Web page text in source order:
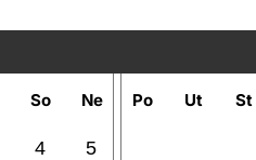
So Ne
4
5
Po Ut St